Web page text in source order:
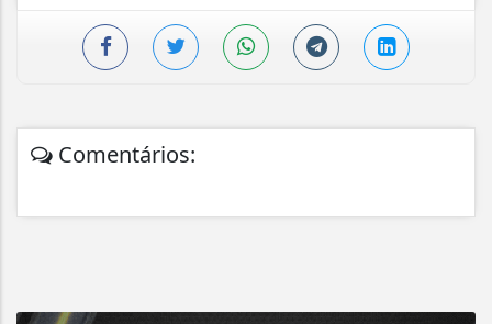
Comentários: